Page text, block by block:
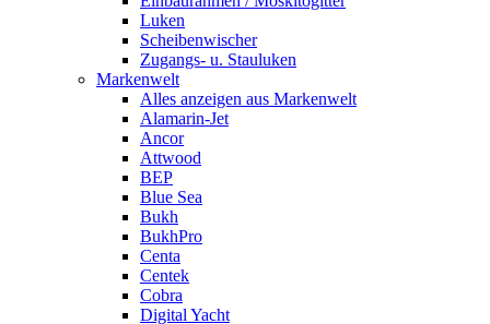
Luken
Scheibenwischer
Zugangs- u. Stauluken
Markenwelt
Alles anzeigen aus Markenwelt
Alamarin-Jet
Ancor
Attwood
BEP
Blue Sea
Bukh
BukhPro
Centa
Centek
Cobra
Digital Yacht